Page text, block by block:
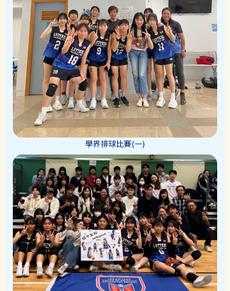
學界排球比賽(一)